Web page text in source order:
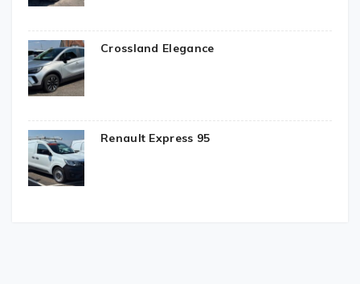
Crossland Elegance
Renault Express 95